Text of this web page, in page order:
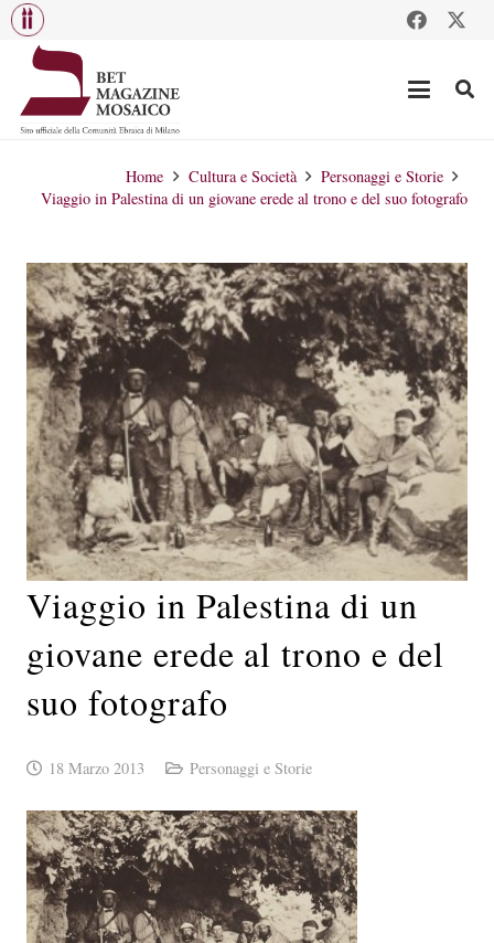
Home Cultura e Società
Personaggi e Storie
Viaggio in Palestina di un giovane erede al trono e del suo fotografo
Viaggio in Palestina di un
giovane erede al trono e del
suo fotografo
18 Marzo 2013 Personaggi e Storie